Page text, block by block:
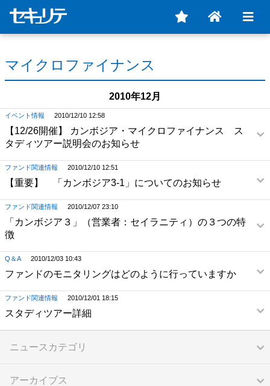
マイクロファイナンス
2010年12月
イベント情報 2010/12/10 12:58
【12/26開催】 カンボジア・マイクロファイナンス ス
タディツアー説明会のお知らせ
ファンド関連情報 2010/12/10 12:51
【重要】 「カンボジア3-1」についてのお知らせ
ファンド関連情報 2010/12/07 23:10
「カンボジア３」（営業者：セイラニティ）の３つの特
徴
Q＆A 2010/12/03 10:43
ファンドのモニタリングはどのように行っていますか
ファンド関連情報 2010/12/01 18:15
スタディツアー詳細
ニュースカテゴリ
アーカイブス